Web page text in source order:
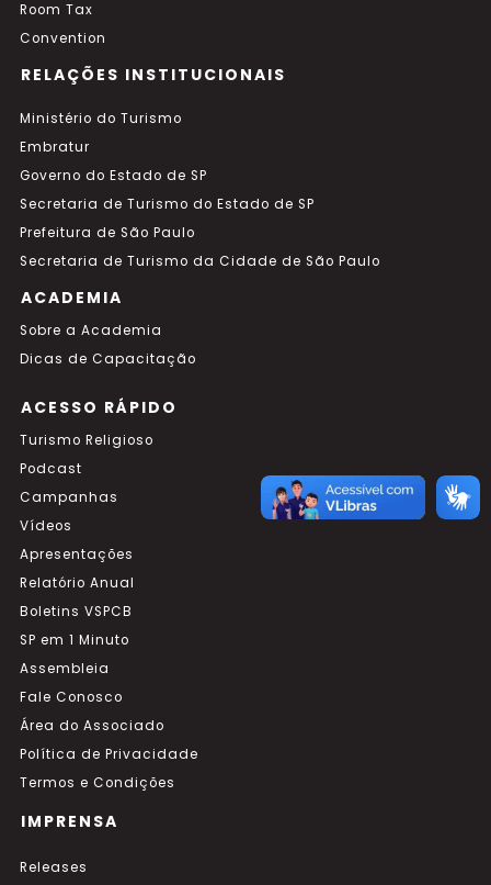
Room Tax
Convention
RELAÇÕES INSTITUCIONAIS
Ministério do Turismo
Embratur
Governo do Estado de SP
Secretaria de Turismo do Estado de SP
Prefeitura de São Paulo
Secretaria de Turismo da Cidade de São Paulo
ACADEMIA
Sobre a Academia
Dicas de Capacitação
ACESSO RÁPIDO
Turismo Religioso
Podcast
Campanhas
Vídeos
Apresentações
Relatório Anual
Boletins VSPCB
SP em 1 Minuto
Assembleia
Fale Conosco
Área do Associado
Política de Privacidade
Termos e Condições
IMPRENSA
Releases